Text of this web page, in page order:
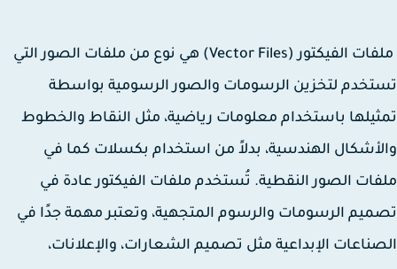
ملفات الفيكتور (Vector Files) هي نوع من ملفات الصور التي
لتخزين الرسومات والصور الرسومية بواسطة
باستخدام معلومات رياضية، مثل النقاط والخطوط
الهندسية، بدلاً من استخدام بكسلات كما في
الصور النقطية. تُستخدم ملفات الفيكتور عادة في
الرسومات والرسوم المتجهية، وتعتبر مهمة جدًا في
الإبداعية مثل تصميم الشعارات، والإعلانات،